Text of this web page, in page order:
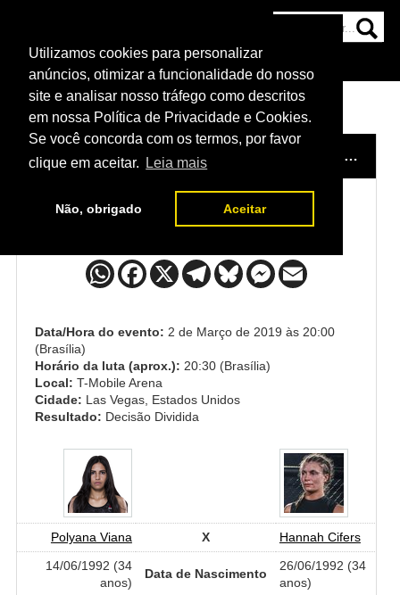
Utilizamos cookies para personalizar
anúncios, otimizar a funcionalidade do nosso
site e analisar nosso tráfego como descritos
em nossa Política de Privacidade e Cookies.
Se você concorda com os termos, por favor
clique em aceitar.
Leia mais
Não, obrigado Aceitar
NOTÍCIAS
HOME EVENTO / UFC 235
Polyana Viana x Hannah Cifers
Data/Hora do evento: 2 de Março de 2019 às 20:00
(Brasília)
Horário da luta (aprox.): 20:30 (Brasília)
Local: T-Mobile Arena
Cidade: Las Vegas, Estados Unidos
Resultado: Decisão Dividida
Polyana Viana X
Hannah Cifers
14/06/1992 (34
anos)
Data de Nascimento
26/06/1992 (34
anos)